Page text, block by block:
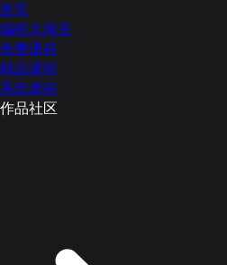
首页
编程大闯关
免费课程
精品课程
系统课程
作品社区